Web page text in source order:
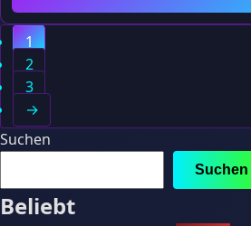
1
2
3
→
Suchen
Suchen
Beliebt